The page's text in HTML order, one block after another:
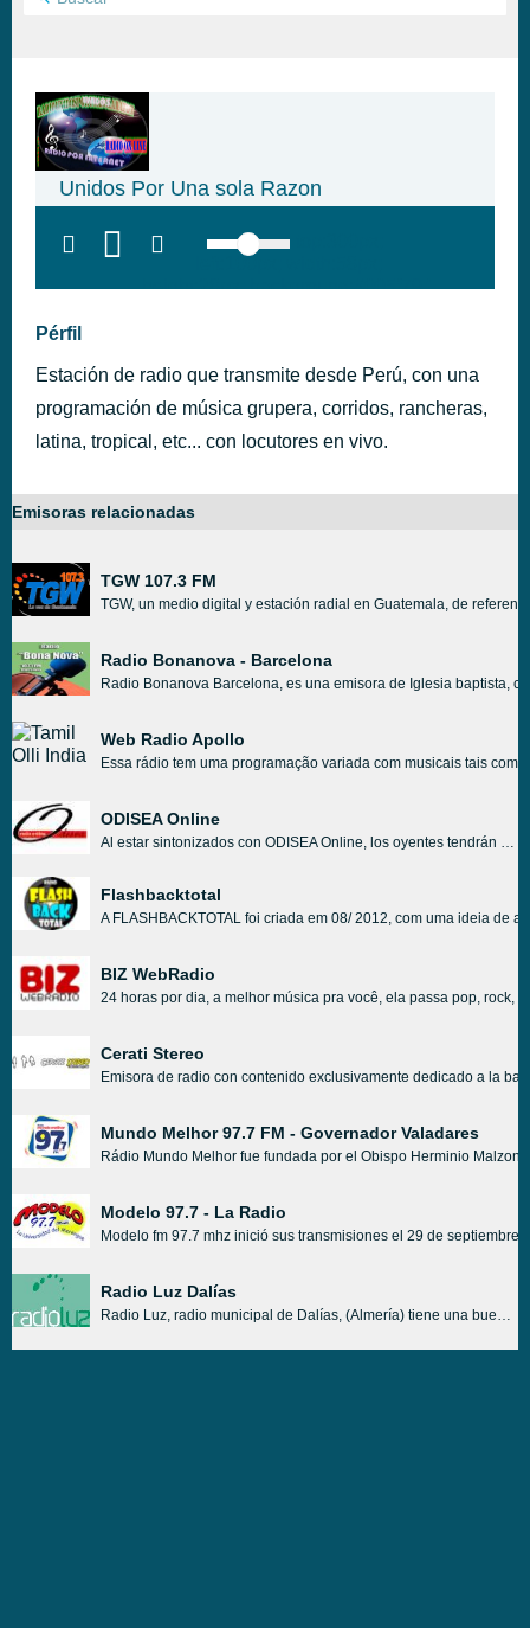
Unidos Por Una sola Razon
height:28px; background:#005f79;'
Pérfil
Estación de radio que transmite desde Perú, con una
programación de música grupera, corridos, rancheras,
latina, tropical, etc... con locutores en vivo.
Emisoras relacionadas
TGW 107.3 FM
TGW, un medio digital y estación radial en Guatemala, de
Radio Bonanova - Barcelona
Radio Bonanova Barcelona, es una emisora de Iglesia baptista,
Web Radio Apollo
Essa rádio tem uma programação variada com musicais tais
ODISEA Online
Al estar sintonizados con ODISEA Online, los oyentes tendrán acceso a varios tipos de programas musicales de primer nivel. Junto con los programas musicales, ODISEA Online tiene programas cubiertos para ofrecer a sus oyentes el tipo de programas que prefieren.
Flashbacktotal
A FLASHBACKTOTAL foi criada em 08/ 2012, com uma ideia de
BIZ WebRadio
24 horas por dia, a melhor música pra você, ela passa pop, rock,
Cerati Stereo
Emisora de radio con contenido exclusivamente dedicado a la
Mundo Melhor 97.7 FM - Governador Valadares
Rádio Mundo Melhor fue fundada por el Obispo Herminio
Modelo 97.7 - La Radio
Modelo fm 97.7 mhz inició sus transmisiones el 29 de
Radio Luz Dalías
Radio Luz, radio municipal de Dalías, (Almería) tiene una buena programación radiofónica, con una buena selección musical, con las últimas novedades, tendencias musicales,..., y de todas las noticias locales de Dalías.